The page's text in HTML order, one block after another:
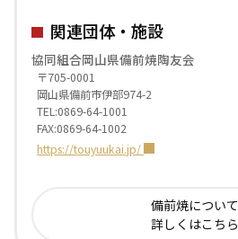
関連団体・施設
協同組合岡山県備前焼陶友会
〒705-0001
岡山県備前市伊部974-2
TEL:0869-64-1001
FAX:0869-64-1002
https://touyuukai.jp/
備前焼について
詳しくはこちら